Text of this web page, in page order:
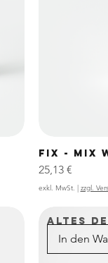
FIX - MIX
Preis
25,13 €
exkl. MwSt. zzgl.
In den
ALTES